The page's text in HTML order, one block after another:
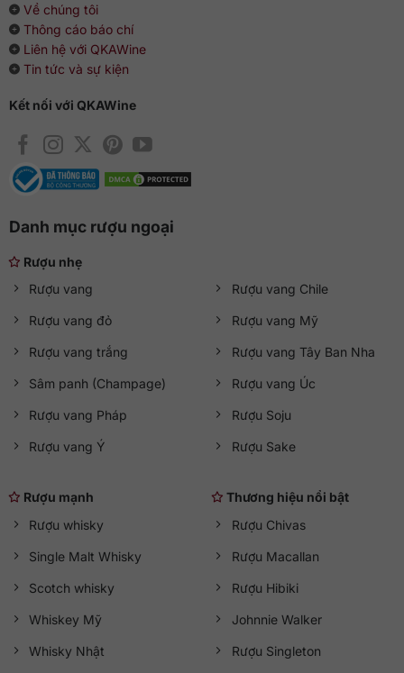
Về chúng tôi
Thông cáo báo chí
Liên hệ với QKAWine
Tin tức và sự kiện
Kết nối với QKAWine
Danh mục rượu ngoại
Rượu nhẹ
Rượu vang
Rượu vang đỏ
Rượu vang trắng
Sâm panh (Champage)
Rượu vang Pháp
Rượu vang Ý
Rượu vang Chile
Rượu vang Mỹ
Rượu vang Tây Ban Nha
Rượu vang Úc
Rượu Soju
Rượu Sake
Rượu mạnh
Rượu whisky
Single Malt Whisky
Scotch whisky
Whiskey Mỹ
Whisky Nhật
Thương hiệu nổi bật
Rượu Chivas
Rượu Macallan
Rượu Hibiki
Johnnie Walker
Rượu Singleton